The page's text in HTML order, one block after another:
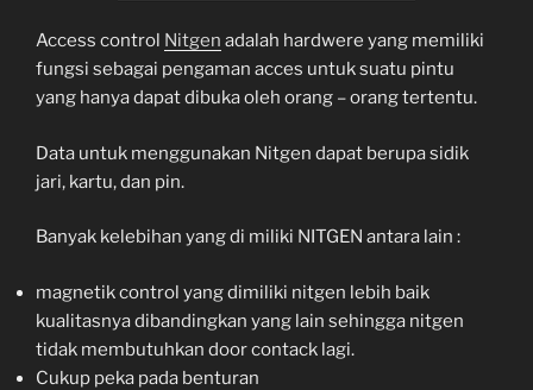
Access control Nitgen adalah hardwere yang memiliki
fungsi sebagai pengaman acces untuk suatu pintu
yang hanya dapat dibuka oleh orang – orang tertentu.
Data untuk menggunakan Nitgen dapat berupa sidik
jari, kartu, dan pin.
Banyak kelebihan yang di miliki NITGEN antara lain :
magnetik control yang dimiliki nitgen lebih baik
kualitasnya dibandingkan yang lain sehingga nitgen
tidak membutuhkan door contack lagi.
Cukup peka pada benturan